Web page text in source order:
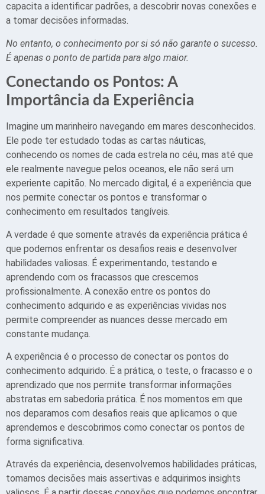
capacita a identificar padrões, a descobrir novas conexões e
a tomar decisões informadas.
No entanto, o conhecimento por si só não garante o sucesso.
É apenas o ponto de partida para algo maior.
Conectando os Pontos: A
Importância da Experiência
Imagine um marinheiro navegando em mares desconhecidos.
Ele pode ter estudado todas as cartas náuticas,
conhecendo os nomes de cada estrela no céu, mas até que
ele realmente navegue pelos oceanos, ele não será um
experiente capitão. No mercado digital, é a experiência que
nos permite conectar os pontos e transformar o
conhecimento em resultados tangíveis.
A verdade é que somente através da experiência prática é
que podemos enfrentar os desafios reais e desenvolver
habilidades valiosas. É experimentando, testando e
aprendendo com os fracassos que crescemos
profissionalmente. A conexão entre os pontos do
conhecimento adquirido e as experiências vividas nos
permite compreender as nuances desse mercado em
constante mudança.
A experiência é o processo de conectar os pontos do
conhecimento adquirido. É a prática, o teste, o fracasso e o
aprendizado que nos permite transformar informações
abstratas em sabedoria prática. É nos momentos em que
nos deparamos com desafios reais que aplicamos o que
aprendemos e descobrimos como conectar os pontos de
forma significativa.
Através da experiência, desenvolvemos habilidades práticas,
tomamos decisões mais assertivas e adquirimos insights